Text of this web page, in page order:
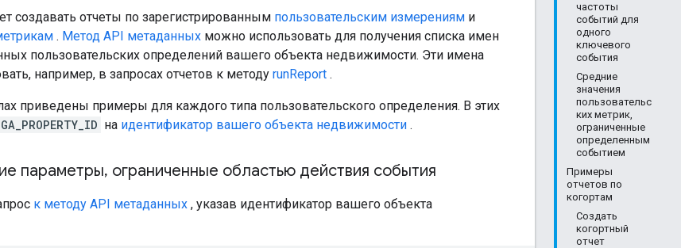
частоты
событий для
одного
ключевого
события
Средние
значения
пользовательс
ких метрик,
ограниченные
определенным
событием
Примеры
отчетов по
когортам
Создать
когортный
отчет
создавать отчеты по зарегистрированным пользовательским измерениям и
. Метод API метаданных можно использовать для получения списка имен
пользовательских определений вашего объекта недвижимости. Эти имена
например, в запросах отчетов к методу runReport .
приведены примеры для каждого типа пользовательского определения. В этих
GA_PROPERTY_ID на идентификатор вашего объекта недвижимости .
параметры, ограниченные областью действия события
к методу API метаданных , указав идентификатор вашего объекта